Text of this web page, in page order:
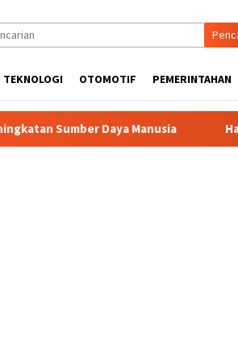
TEKNOLOGI OTOMOTIF PEMERINTAHAN
Manusia Hari Jadi Kabupaten